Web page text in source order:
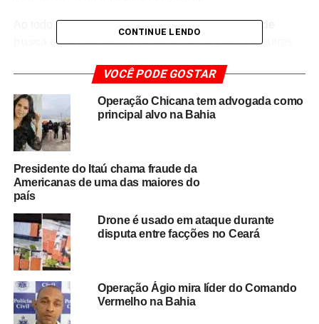
Ao todo, estão sendo cumpridos179 mandados de
busca e apreensão,93 mandados de prisãoe outras
diligências ocorrem simultaneamente em diferentes
unidades da federação, demonstrando a dimensão da
atuação das organizações criminosas investigadas.
A mobilização reúne forças de segurança em uma ação
interromper atividades ilícitas e reunir novos elementos
que possam fortalecer as investigações em andamento.
As autoridades informaram que o balanço da operação
deverá ser atualizado ao longo do dia, com a divulgação
de informações sobre prisões, apreensões e demais
CONTINUE LENDO
VOCÊ PODE GOSTAR
Operação Chicana tem advogada como
principal alvo na Bahia
Presidente do Itaú chama fraude da
Americanas de uma das maiores do
país
Drone é usado em ataque durante
disputa entre facções no Ceará
Operação Ágio mira líder do Comando
Vermelho na Bahia